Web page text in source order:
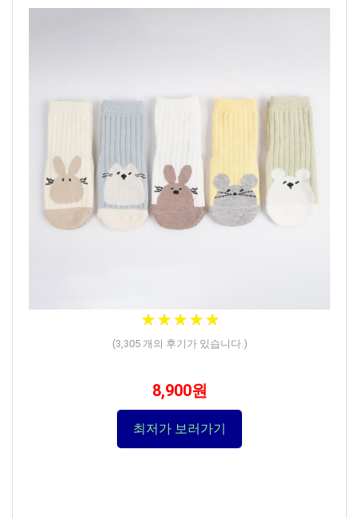
★★★★★
★★★★★
(3,305개의 후기가 있습니다.)
8,900원
최저가 보러가기